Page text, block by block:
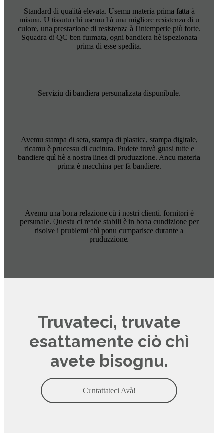
Standard di qualità elevata. Usemu materia prima fatta à
misura. U tissutu chì usemu hà una migliore resistenza di u
culore, una prestazione di resistenza à l'intemperie più forte.
Squadra di QC ben furmata, ogni bandiera hè ispezionata
prima di esse spedita.
Serviziu di bandiera persunalizata dispunibule.
Avemu stampa di seta, stampa di plastica, stampa digitale,
ricamu è prucessu di cucitura. Pudete truvà guasi tutte e
bandiere quì hè a nostra linea di pruduzzione. Ancu materia
prima è macchina per fà bandiere.
Avemu una bona relazione cù i nostri clienti, fornitori è
persunale. Questu ci rende stabili è in bona cundizione per
risolve i prublemi chì ponu cumparisce durante a
pruduzzione.
Truvateci, truvate
esattamente ciò chì
avete bisognu.
Cuntattateci Avà!